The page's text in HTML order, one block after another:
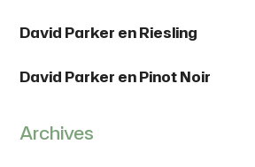
David Parker enRiesling
David Parker enPinot Noir
Archives